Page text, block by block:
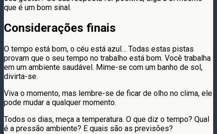
que é um bom sinal.
Considerações finais
O tempo está bom, o céu está azul… Todas estas pistas
provam que o seu tempo no trabalho está bom. Você trabalha
em um ambiente saudável. Mime-se com um banho de sol,
divirta-se.
Viva o momento, mas lembre-se de ficar de olho no clima, ele
pode mudar a qualquer momento.
Todos os dias, meça a temperatura. O que diz o tempo? Qual
é a pressão ambiente? E quais são as previsões?